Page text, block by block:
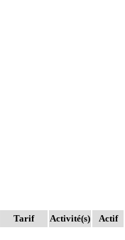
Tarif Activité(s) Actif